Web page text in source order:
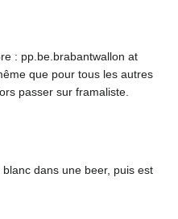
: pp.be.brabantwallon at
que pour tous les autres
passer sur framaliste.
dans une beer, puis est